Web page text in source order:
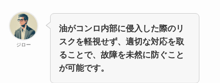
ジロー
油がコンロ内部に侵入した際のリ
スクを軽視せず、適切な対応を取
ることで、故障を未然に防ぐこと
が可能です。